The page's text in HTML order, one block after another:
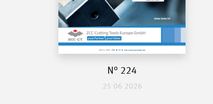
N° 224
25 06 2026